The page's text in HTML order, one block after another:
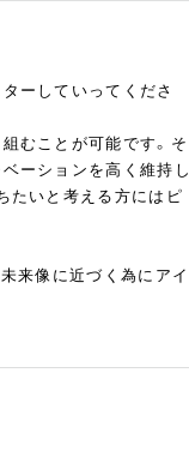
ーしていってくださ
むことが可能です。そ
ーションを高く維持し
たいと考える方にはピ
来像に近づく為にアイ